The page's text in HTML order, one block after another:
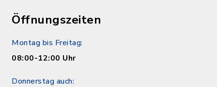
Öffnungszeiten
Montag bis Freitag:
08:00-12:00 Uhr
Donnerstag auch: